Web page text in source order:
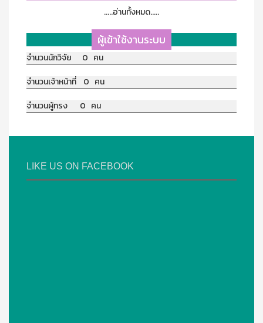
.....อ่านทั้งหมด.....
ผู้เข้าใช้งานระบบ
จำนวนนักวิจัย 0 คน
จำนวนเจ้าหน้าที่ 0 คน
จำนวนผู้ทรง 0 คน
LIKE US ON FACEBOOK